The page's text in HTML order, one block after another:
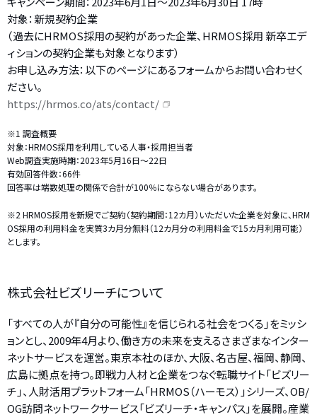
対象：新規契約企業
（過去にHRMOS採用の契約があった企業、HRMOS採用 新卒エデ
ィションの契約企業も対象となります）
お申し込み方法：以下のページにあるフォームからお問い合わせく
ださい。
https://hrmos.co/ats/contact/
※1 調査概要
対象：HRMOS採用を利用している人事・採用担当者
Web調査実施時期：2023年5月16日〜22日
有効回答件数：66件
回答率は端数処理の関係で合計が100％にならない場合があります。
※2 HRMOS採用を新規でご契約（契約期間：12カ月）いただいた企業を対象に、HRM
OS採用の利用料金を実質3カ月分無料（12カ月分の利用料金で15カ月利用可能）
とします。
株式会社ビズリーチについて
「すべての人が『自分の可能性』を信じられる社会をつくる」をミッシ
ョンとし、2009年4月より、働き方の未来を支えるさまざまなインター
ネットサービスを運営。東京本社のほか、大阪、名古屋、福岡、静岡、
広島に拠点を持つ。即戦力人材と企業をつなぐ転職サイト「ビズリー
チ」、人財活用プラットフォーム「HRMOS（ハーモス）」シリーズ、OB/
OG訪問ネットワークサービス「ビズリーチ・キャンパス」を展開。産業